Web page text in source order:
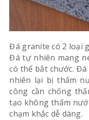
Đá granite có 2 loại
Đá tự nhiên mang
có thể bắt chước.
nhiên lại bị thấm
công cần chống
tạo không thấm
chạm khắc dễ dàng.